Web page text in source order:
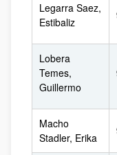
Legarra Saez,
Estibaliz
Lobera
Temes,
Guillermo
Macho
Stadler, Erika